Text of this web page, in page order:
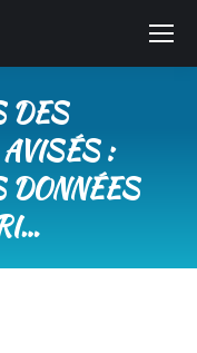
DES
:
DONNÉES